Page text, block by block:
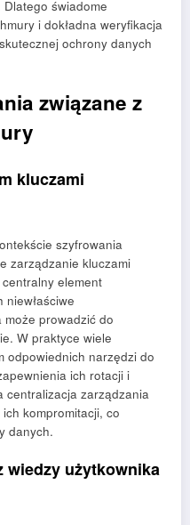
świadome
i dokładna weryfikacja
ochrony danych
związane z
kluczami
szyfrowania
zarządzanie kluczami
element
prowadzić do
W praktyce wiele
odpowiednich narzędzi do
ich rotacji i
centralizacja zarządzania
kompromitacji, co
danych.
wiedzy użytkownika